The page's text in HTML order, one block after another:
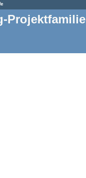
Projektfamilie